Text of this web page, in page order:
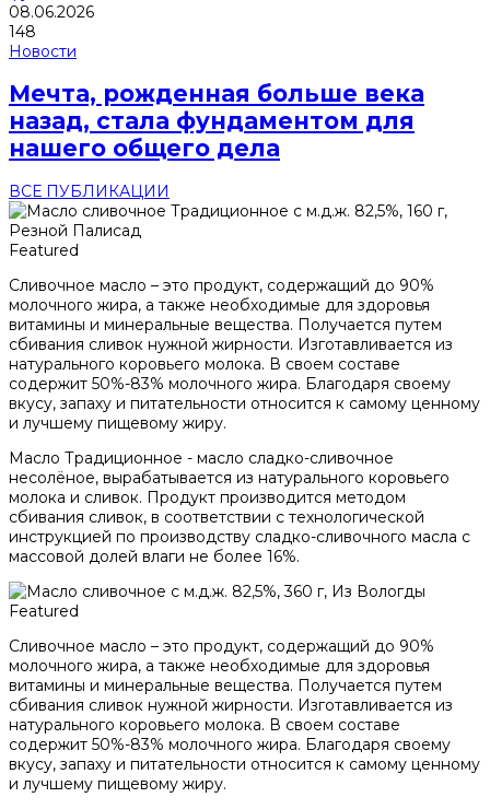
08.06.2026
148
Новости
Мечта, рожденная больше века
назад, стала фундаментом для
нашего общего дела
ВСЕ ПУБЛИКАЦИИ
Featured
Сливочное масло – это продукт, содержащий до 90%
молочного жира, а также необходимые для здоровья
витамины и минеральные вещества. Получается путем
сбивания сливок нужной жирности. Изготавливается из
натурального коровьего молока. В своем составе
содержит 50%-83% молочного жира. Благодаря своему
вкусу, запаху и питательности относится к самому ценному
и лучшему пищевому жиру.
Масло Традиционное - масло сладко-сливочное
несолёное, вырабатывается из натурального коровьего
молока и сливок. Продукт производится методом
сбивания сливок, в соответствии с технологической
инструкцией по производству сладко-сливочного масла с
массовой долей влаги не более 16%.
Featured
Сливочное масло – это продукт, содержащий до 90%
молочного жира, а также необходимые для здоровья
витамины и минеральные вещества. Получается путем
сбивания сливок нужной жирности. Изготавливается из
натурального коровьего молока. В своем составе
содержит 50%-83% молочного жира. Благодаря своему
вкусу, запаху и питательности относится к самому ценному
и лучшему пищевому жиру.